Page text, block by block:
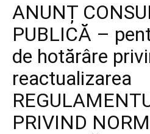
ANUNȚ
PUBLICĂ –
de hotărâre
reactualizarea
PRIVIND